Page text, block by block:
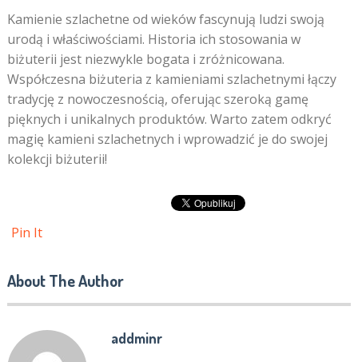
Kamienie szlachetne od wieków fascynują ludzi swoją
urodą i właściwościami. Historia ich stosowania w
biżuterii jest niezwykle bogata i zróżnicowana.
Współczesna biżuteria z kamieniami szlachetnymi łączy
tradycję z nowoczesnością, oferując szeroką gamę
pięknych i unikalnych produktów. Warto zatem odkryć
magię kamieni szlachetnych i wprowadzić je do swojej
kolekcji biżuterii!
Pin It
About The Author
addminr